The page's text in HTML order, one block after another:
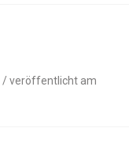
/ veröffentlicht am